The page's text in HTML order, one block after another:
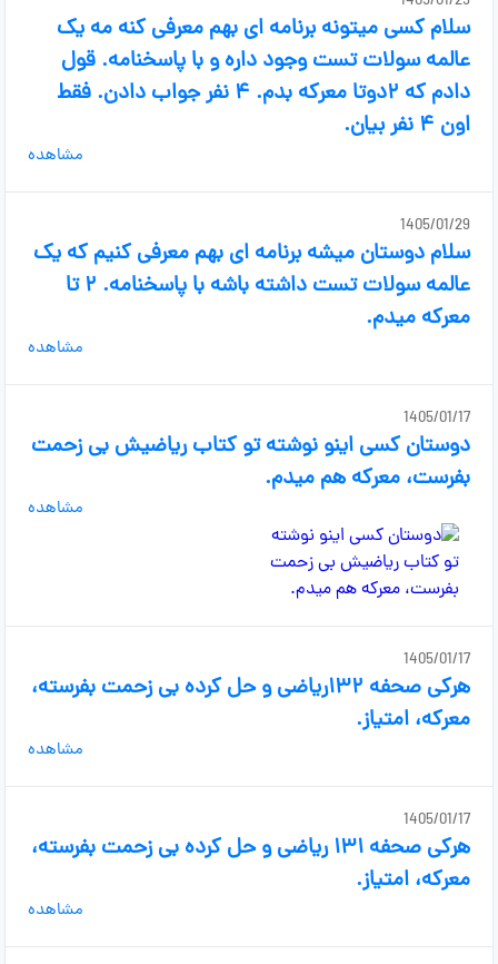
سلام کسی میتونه برنامه ای بهم معرفی کنه مه یک
عالمه سولات تست وجود داره و با پاسخنامه. قول
دادم که ۲دوتا معرکه بدم. ۴ نفر جواب دادن. فقط
اون ۴ نفر بیان.
مشاهده
1405/01/29
سلام دوستان میشه برنامه ای بهم معرفی کنیم که یک
عالمه سولات تست داشته باشه با پاسخنامه. ۲ تا
معرکه میدم.
مشاهده
1405/01/17
دوستان کسی اینو نوشته تو کتاب ریاضیش بی زحمت
بفرست، معرکه هم میدم.
مشاهده
1405/01/17
هرکی صحفه ۱۳۲ریاضی و حل کرده بی زحمت بفرسته،
معرکه، امتیاز.
مشاهده
1405/01/17
هرکی صحفه ۱۳۱ ریاضی و حل کرده بی زحمت بفرسته،
معرکه، امتیاز.
مشاهده